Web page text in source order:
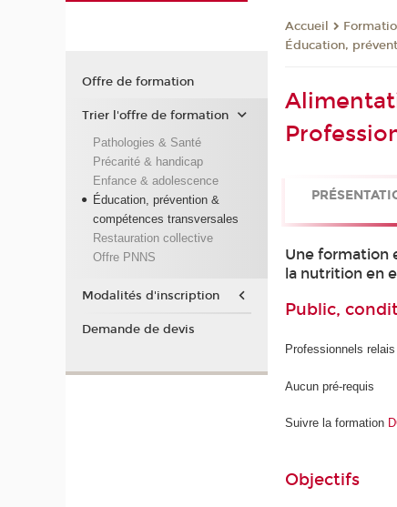
Accueil
Éducation,
Une formation
la nutrition en
Public,
Professionnels
Aucun pré-requis
Suivre la formation
Objectifs
Offre de formation
Trier l'offre de formation
Pathologies & Santé
Précarité & handicap
Enfance & adolescence
Éducation, prévention &
compétences transversales
Restauration collective
Offre PNNS
Modalités d'inscription
Demande de devis